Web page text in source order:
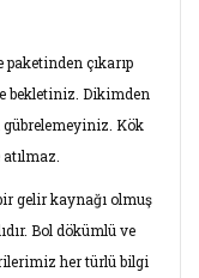
çıkarıp
bekletiniz. Dikimden
Kök
gelir kaynağı olmuş
Bol dökümlü ve
her türlü bilgi